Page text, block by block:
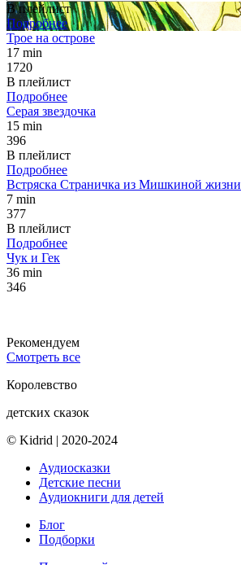
В плейлист
Подробнее
Трое на острове
17 min
1720
В плейлист
Подробнее
Серая звездочка
15 min
396
В плейлист
Подробнее
Встряска Страничка из Мишкиной жизни
7 min
377
В плейлист
Подробнее
Чук и Гек
36 min
346
Рекомендуем
Смотреть все
Королевство
детских сказок
© Kidrid | 2020-2024
Аудиосказки
Детские песни
Аудиокниги для детей
Блог
Подборки